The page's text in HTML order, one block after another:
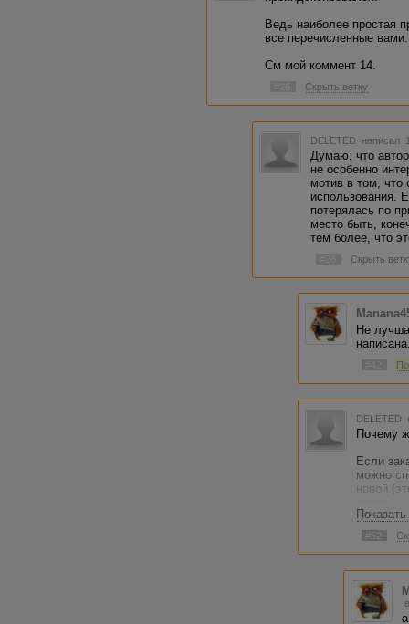
Ведь наиболее простая
все перечисленные вами.
См мой коммент 14.
Скрыть ветку
DELETED написал
Думаю, что
не особенно
мотив в том, что
использования.
потерялась по
место быть,
тем более, что
Скрыть
Не
#42
DELETED
Почему
Если
можно
новой
Я свою
уже
Писать
#52